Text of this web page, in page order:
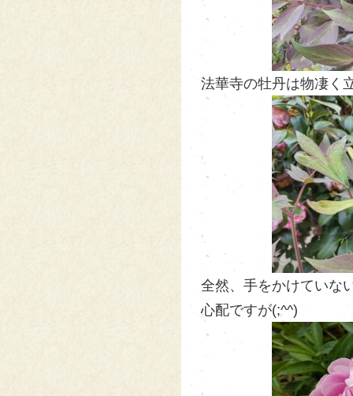
法華寺の牡丹は物凄く
全然、手をかけていな
心配ですが(;^^)